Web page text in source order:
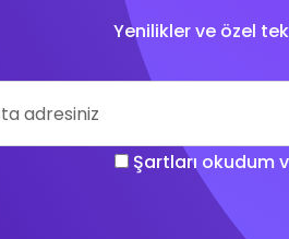
Yenilikler ve özel
Şartları okudum